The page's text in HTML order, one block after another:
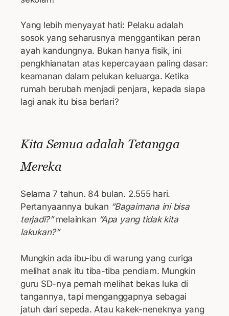
Yang lebih menyayat hati: Pelaku adalah
sosok yang seharusnya menggantikan peran
ayah kandungnya. Bukan hanya fisik, ini
pengkhianatan atas kepercayaan paling dasar:
keamanan dalam pelukan keluarga. Ketika
rumah berubah menjadi penjara, kepada siapa
lagi anak itu bisa berlari?
Kita Semua adalah Tetangga
Mereka
Selama 7 tahun. 84 bulan. 2.555 hari.
Pertanyaannya bukan “Bagaimana ini bisa
terjadi?”melainkan “Apa yang tidak kita
lakukan?”
Mungkin ada ibu-ibu di warung yang curiga
melihat anak itu tiba-tiba pendiam. Mungkin
guru SD-nya pernah melihat bekas luka di
tangannya, tapi menganggapnya sebagai
jatuh dari sepeda. Atau kakek-neneknya yang